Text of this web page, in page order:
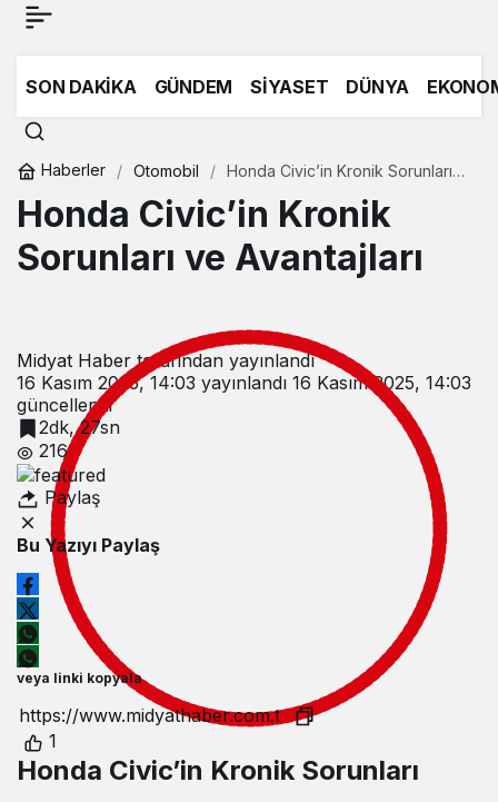
SON DAKİKA GÜNDEM SİYASET DÜNYA
Haberler Otomobil
Honda Civic’in Kronik Sorunları
Honda Civic’in Kronik
Sorunları ve Avantajları
Midyat Haber tarafından yayınlandı
16 Kasım 2025, 14:03 yayınlandı 16 Kasım 2025, 14:03
güncellendi
2dk, 27sn
216
Paylaş
Bu Yazıyı Paylaş
veya linki kopyala
1
Honda Civic’in Kronik Sorunları